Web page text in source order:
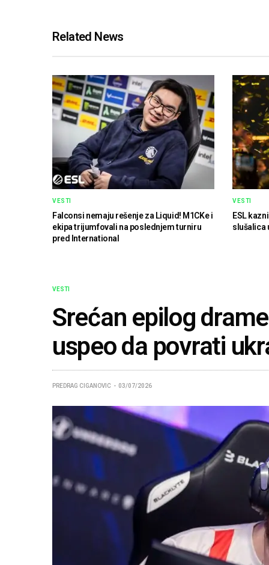
Related News
VESTI
Falconsi nemaju rešenje za Liquid! M1CKe i
ekipa trijumfovali na poslednjem turniru
pred International
VESTI
ESL
slušalica
VESTI
Srećan epilog
uspeo da povrati
PREDRAG CIGANOVIC 03/07/2026